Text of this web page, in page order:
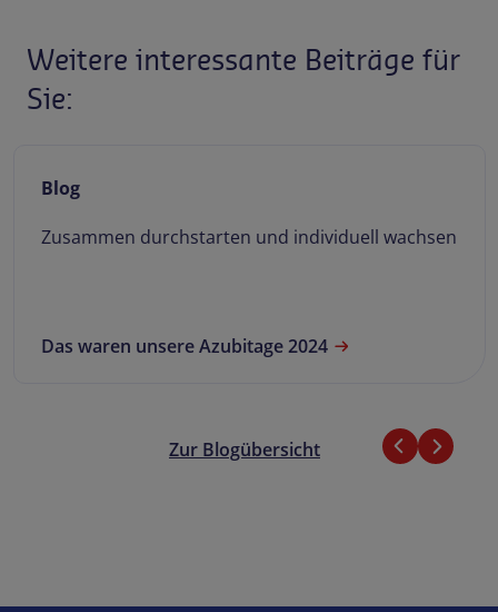
Weitere interessante Beiträge für
Sie:
Blog
Yara Böhm und Christian Schlegel geben
Mehr über Yara Böhms Erfahrungen
Zur Blogübersicht